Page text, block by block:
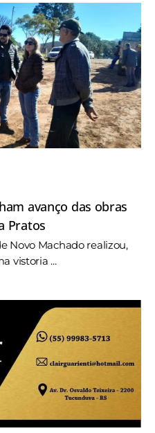
avanço das obras
Pratos
Novo Machado realizou,
vistoria ...